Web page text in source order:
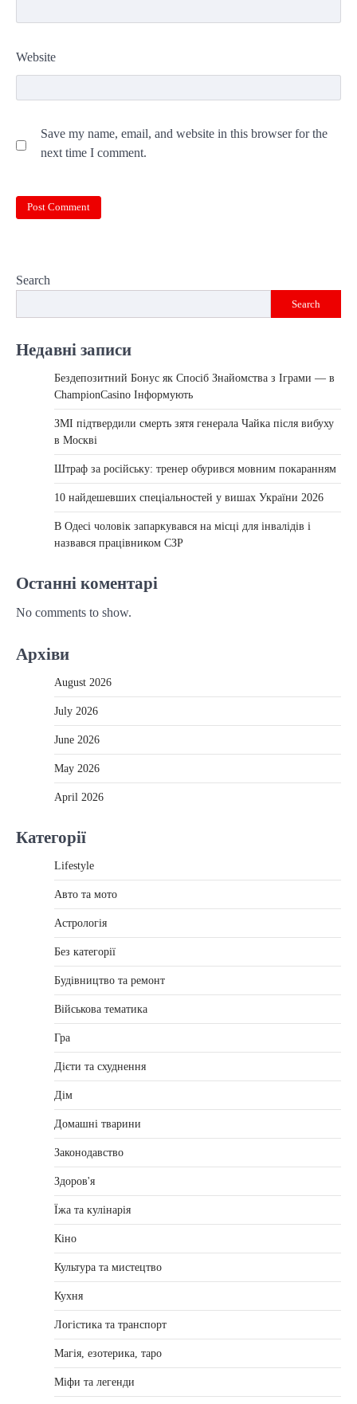
Website
Save my name, email, and website in this browser for the
next time I comment.
Search
Search
Недавні записи
Бездепозитний Бонус як Спосіб Знайомства з Іграми — в
ChampionCasino Інформують
ЗМІ підтвердили смерть зятя генерала Чайка після вибуху
в Москві
Штраф за російську: тренер обурився мовним покаранням
10 найдешевших спеціальностей у вишах України 2026
В Одесі чоловік запаркувався на місці для інвалідів і
назвався працівником СЗР
Останні коментарі
No comments to show.
Архіви
August 2026
July 2026
June 2026
May 2026
April 2026
Категорії
Lifestyle
Авто та мото
Астрологія
Без категорії
Будівництво та ремонт
Військова тематика
Гра
Дієти та схуднення
Дім
Домашні тварини
Законодавство
Здоров'я
Їжа та кулінарія
Кіно
Культура та мистецтво
Кухня
Логістика та транспорт
Магія, езотерика, таро
Міфи та легенди